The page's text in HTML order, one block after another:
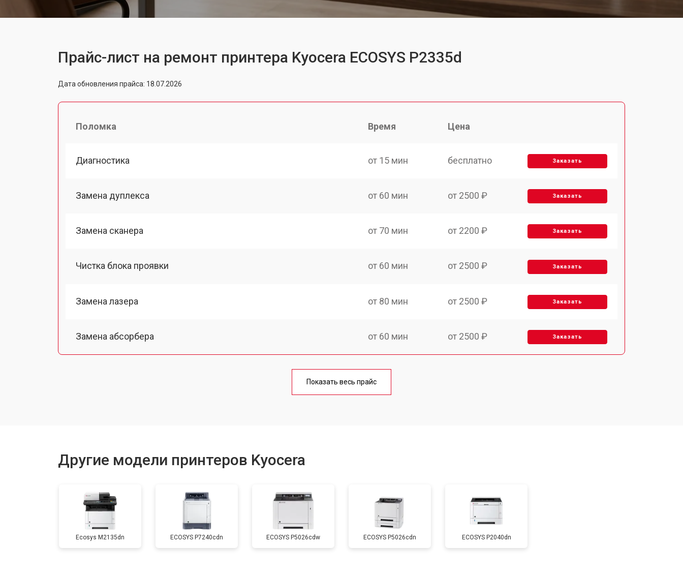
Прайс-лист на ремонт принтера Kyocera ECOSYS P2335d
Дата обновления прайса: 18.07.2026
Поломка Время Цена
Диагностика от 15 мин бесплатно Заказать
Замена дуплекса от 60 мин от 2500 ₽ Заказать
Замена сканера от 70 мин от 2200 ₽ Заказать
Чистка блока проявки от 60 мин от 2500 ₽ Заказать
Замена лазера от 80 мин от 2500 ₽ Заказать
Замена абсорбера от 60 мин от 2500 ₽ Заказать
от 100 мин
Замена печатной головки от 80 мин
Замена каретки от 60 мин от 2600 ₽
Показать весь прайс
Другие модели принтеров Kyocera
Ecosys M2135dn ECOSYS P7240cdn ECOSYS P5026cdw ECOSYS P5026cdn ECOSYS P2040dn